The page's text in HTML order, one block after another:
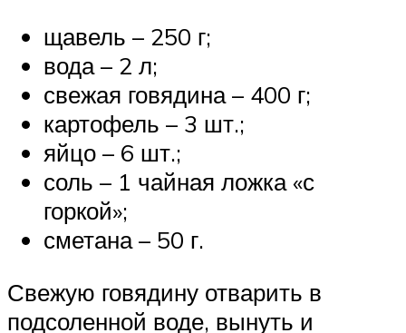
щавель – 250 г;
вода – 2 л;
свежая говядина – 400 г;
картофель – 3 шт.;
яйцо – 6 шт.;
соль – 1 чайная ложка «с
горкой»;
сметана – 50 г.
Свежую говядину отварить в
подсоленной воде, вынуть и